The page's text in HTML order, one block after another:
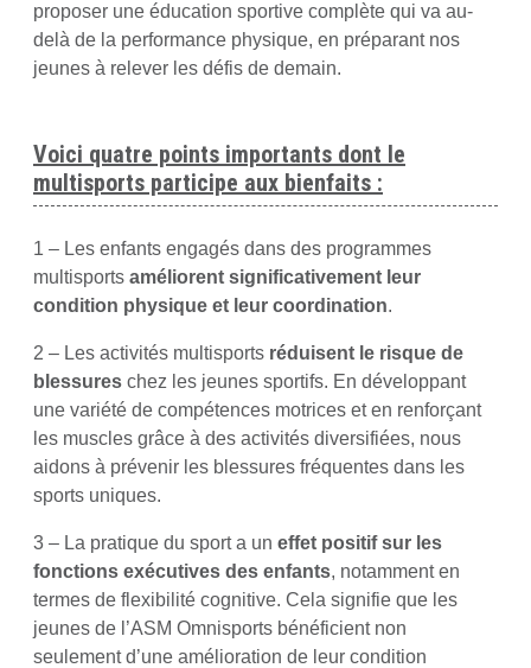
proposer une éducation sportive complète qui va au-
delà de la performance physique, en préparant nos
jeunes à relever les défis de demain.
Voici quatre points importants dont le
multisports participe aux bienfaits :
1 – Les enfants engagés dans des programmes
multisports améliorent significativement leur
condition physique et leur coordination.
2 – Les activités multisports réduisent le risque de
blessures chez les jeunes sportifs. En développant
une variété de compétences motrices et en renforçant
les muscles grâce à des activités diversifiées, nous
aidons à prévenir les blessures fréquentes dans les
sports uniques.
3 – La pratique du sport a un effet positif sur les
fonctions exécutives des enfants, notamment en
termes de flexibilité cognitive. Cela signifie que les
jeunes de l’ASM Omnisports bénéficient non
seulement d’une amélioration de leur condition